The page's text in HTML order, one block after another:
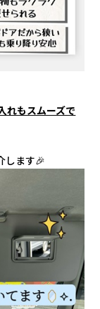
れもスムーズで
します🎉